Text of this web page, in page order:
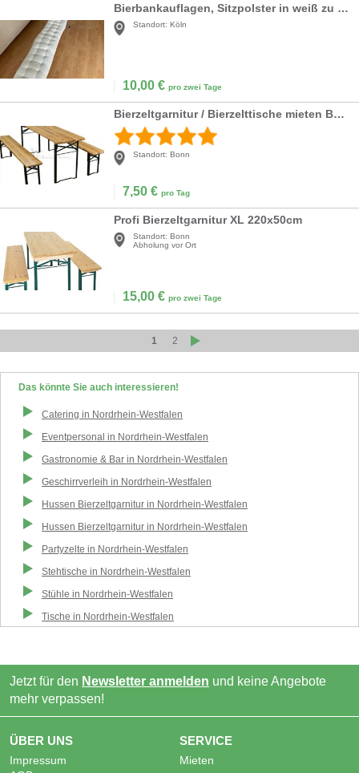
Bierbankauflagen, Sitzpolster in weiß zu vermieten
Standort: Köln
10,00 € pro zwei Tage
Bierzeltgarnitur / Bierzelttische mieten Bonn
Standort: Bonn
7,50 € pro Tag
Profi Bierzeltgarnitur XL 220x50cm
Standort: Bonn
Abholung vor Ort
15,00 € pro zwei Tage
1 2
Das könnte Sie auch interessieren!
Catering in Nordrhein-Westfalen
Eventpersonal in Nordrhein-Westfalen
Gastronomie & Bar in Nordrhein-Westfalen
Geschirrverleih in Nordrhein-Westfalen
Hussen Bierzeltgarnitur in Nordrhein-Westfalen
Hussen Bierzeltgarnitur in Nordrhein-Westfalen
Partyzelte in Nordrhein-Westfalen
Stehtische in Nordrhein-Westfalen
Stühle in Nordrhein-Westfalen
Tische in Nordrhein-Westfalen
Jetzt für den Newsletter anmelden und keine Angebote
mehr verpassen!
ÜBER UNS
Impressum
SERVICE
Mieten